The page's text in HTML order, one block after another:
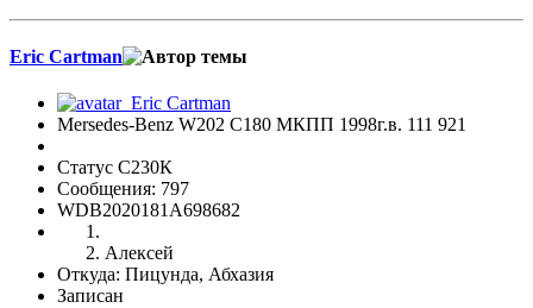
Eric Cartman
Mersedes-Benz W202 C180 МКПП 1998г.в. 111 921
Статус С230К
Сообщения: 797
WDB2020181A698682
Алексей
Откуда: Пицунда, Абхазия
Записан